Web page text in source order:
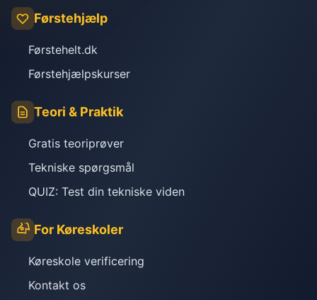
Førstehjælp
Førstehelt.dk
Førstehjælpskurser
Teori & Praktik
Gratis teoriprøver
Tekniske spørgsmål
QUIZ: Test din tekniske viden
For Køreskoler
Køreskole verificering
Kontakt os